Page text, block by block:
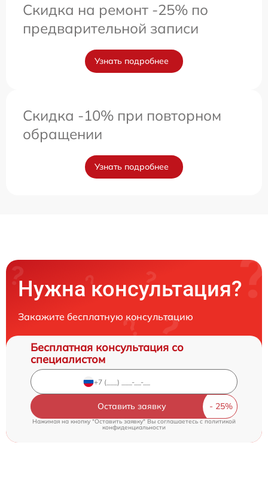
Скидка на ремонт -25% по
предварительной записи
Узнать подробнее
Скидка -10% при повторном
обращении
Узнать подробнее
Нужна консультация?
Закажите бесплатную консультацию
Бесплатная консультация со
специалистом
Оставить заявку
Нажимая на кнопку "Оставить заявку" Вы соглашаетесь cполитикой
конфиденциальности